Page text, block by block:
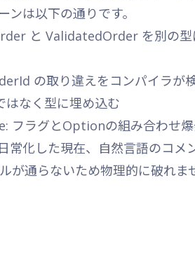
は以下の通りです。
と ValidatedOrder を別の型
の取り違えをコンパイラが
なく型に埋め込む
ラグとOptionの組み合わせ爆
常化した現在、自然言語のコ
が通らないため物理的に破れ